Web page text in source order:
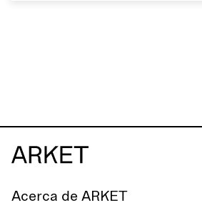
Acerca de ARKET